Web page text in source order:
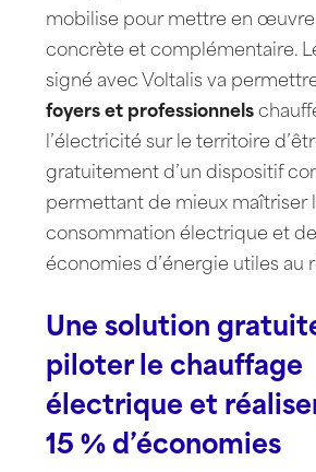
mobilise pour mettre en
concrète et complémentaire.
signé avec Voltalis va
foyers et professionnels
l’électricité sur le territoire
gratuitement d’un dispositif
permettant de mieux maîtriser
consommation électrique et
économies d’énergie utiles au
Une solution
piloter le chauffage
électrique et
15 % d’économies